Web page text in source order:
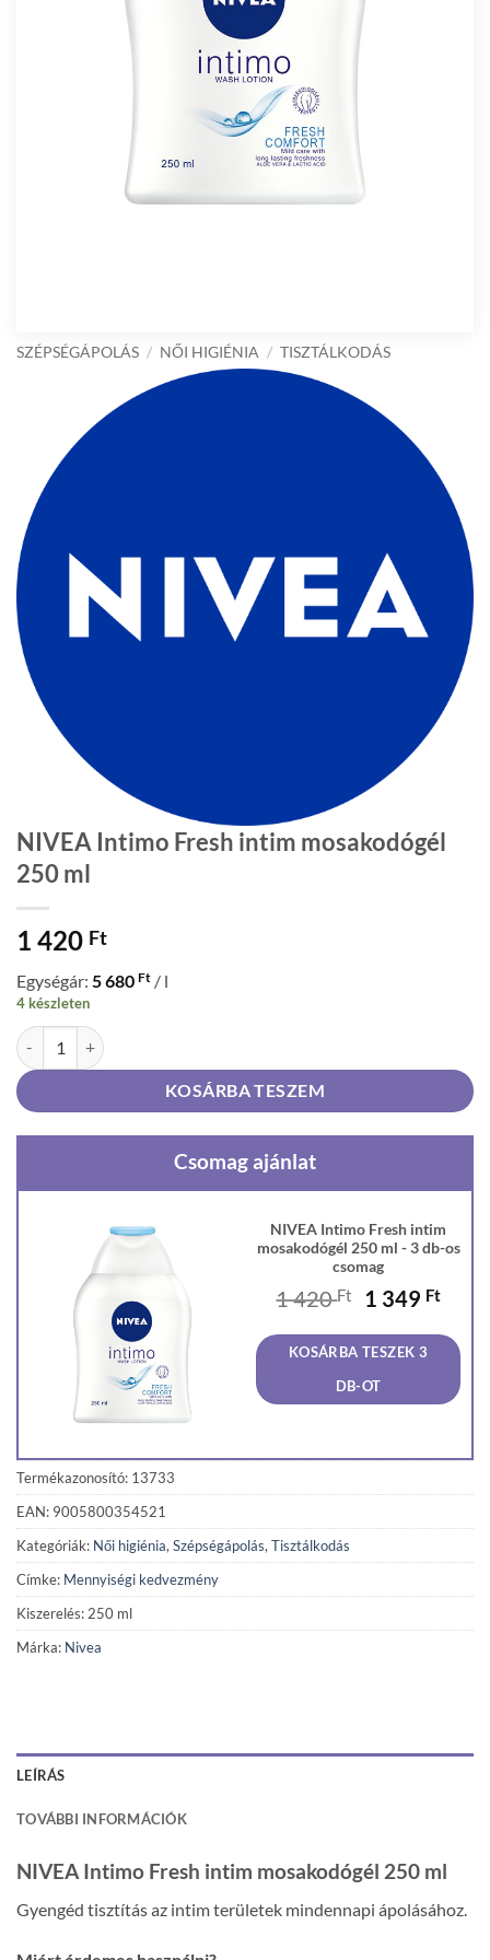
SZÉPSÉGÁPOLÁS / NŐI HIGIÉNIA / TISZTÁLKODÁS
NIVEA Intimo Fresh intim mosakodógél
250 ml
1 420 Ft
Egységár: 5 680 Ft / l
4 készleten
NIVEA Intimo Fresh intim mosakodógél 250 ml mennyiség
KOSÁRBA TESZEM
Csomag ajánlat
NIVEA Intimo Fresh intim
mosakodógél 250 ml - 3 db-os
csomag
1 420Ft
Original
was:
1
420 Ft.
1 349 Ft
is:
349
KOSÁRBA TESZEK 3
DB-OT
Termékazonosító: 13733
EAN: 9005800354521
Kategóriák: Női higiénia, Szépségápolás, Tisztálkodás
Címke: Mennyiségi kedvezmény
Kiszerelés: 250 ml
Márka: Nivea
LEÍRÁS
TOVÁBBI INFORMÁCIÓK
NIVEA Intimo Fresh intim mosakodógél 250 ml
Gyengéd tisztítás az intim területek mindennapi ápolásához.